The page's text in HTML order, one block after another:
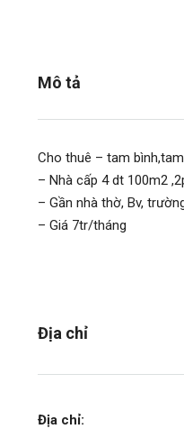
Mô tả
Cho thuê – tam
– Nhà cấp 4 dt 100m2
– Gần nhà thờ, Bv,
– Giá 7tr/tháng
Địa chỉ
Địa chỉ: